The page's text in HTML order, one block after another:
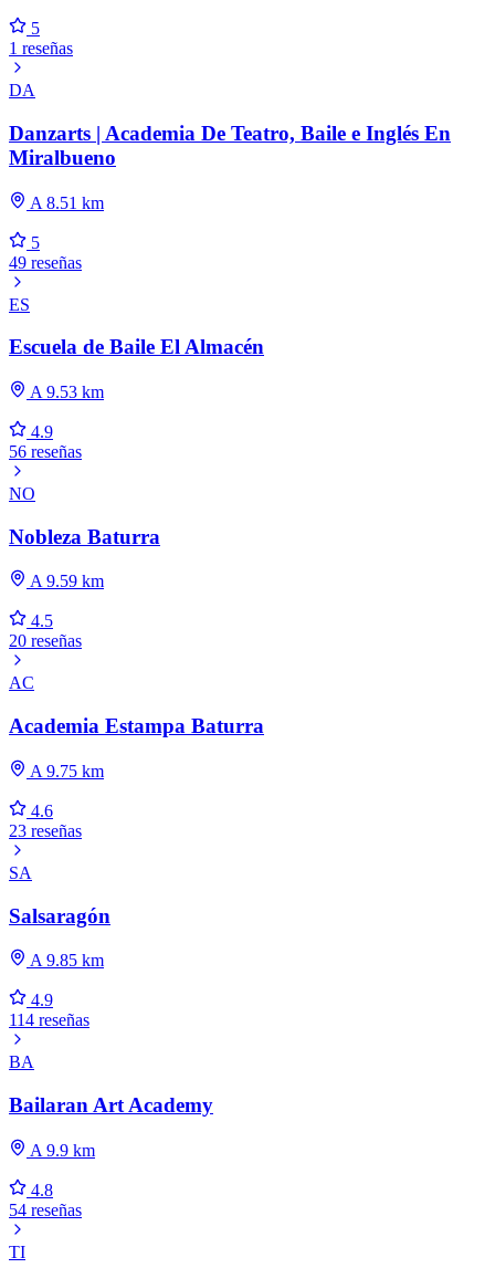
5
1 reseñas
DA
Danzarts | Academia De Teatro, Baile e Inglés En
Miralbueno
A 8.51 km
5
49 reseñas
ES
Escuela de Baile El Almacén
A 9.53 km
4.9
56 reseñas
NO
Nobleza Baturra
A 9.59 km
4.5
20 reseñas
AC
Academia Estampa Baturra
A 9.75 km
4.6
23 reseñas
SA
Salsaragón
A 9.85 km
4.9
114 reseñas
BA
Bailaran Art Academy
A 9.9 km
4.8
54 reseñas
TI